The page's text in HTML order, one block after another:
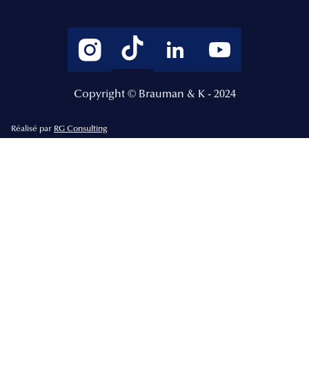
Copyright © Brauman & K - 2024
Réalisé par RG Consulting